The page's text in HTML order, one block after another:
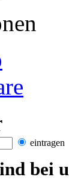
eintragen
bei